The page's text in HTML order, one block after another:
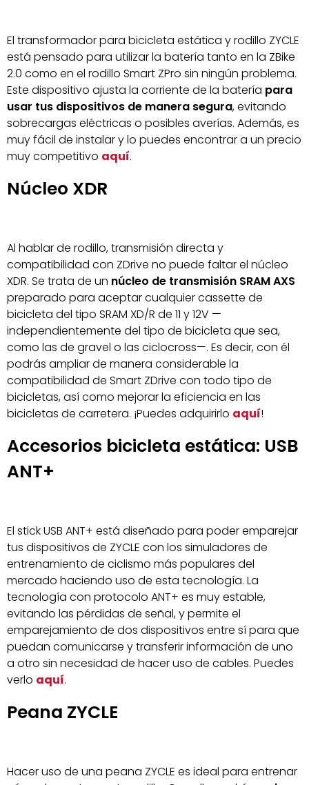
El transformador para bicicleta estática y rodillo ZYCLE
está pensado para utilizar la batería tanto en la ZBike
2.0 como en el rodillo Smart ZPro sin ningún problema.
Este dispositivo ajusta la corriente de la batería para
usar tus dispositivos de manera segura, evitando
sobrecargas eléctricas o posibles averías. Además, es
muy fácil de instalar y lo puedes encontrar a un precio
muy competitivo aquí.
Núcleo XDR
Al hablar de rodillo, transmisión directa y
compatibilidad con ZDrive no puede faltar el núcleo
XDR. Se trata de un núcleo de transmisión SRAM AXS
preparado para aceptar cualquier cassette de
bicicleta del tipo SRAM XD/R de 11 y 12V —
independientemente del tipo de bicicleta que sea,
como las de gravel o las ciclocross—. Es decir, con él
podrás ampliar de manera considerable la
compatibilidad de Smart ZDrive con todo tipo de
bicicletas, así como mejorar la eficiencia en las
bicicletas de carretera. ¡Puedes adquirirlo aquí!
Accesorios bicicleta estática: USB
ANT+
El stick USB ANT+ está diseñado para poder emparejar
tus dispositivos de ZYCLE con los simuladores de
entrenamiento de ciclismo más populares del
mercado haciendo uso de esta tecnología. La
tecnología con protocolo ANT+ es muy estable,
evitando las pérdidas de señal, y permite el
emparejamiento de dos dispositivos entre sí para que
puedan comunicarse y transferir información de uno
a otro sin necesidad de hacer uso de cables. Puedes
verlo aquí.
Peana ZYCLE
Hacer uso de una peana ZYCLE es ideal para entrenar